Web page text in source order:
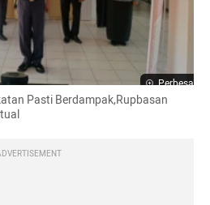
Perbesar
Pasti Berdampak,Rupbasan